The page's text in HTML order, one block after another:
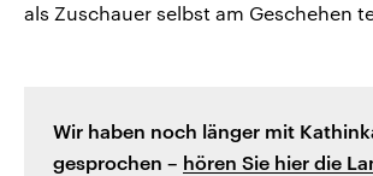
als Zuschauer selbst am Geschehen
Wir haben noch länger mit
gesprochen – hören Sie hier die